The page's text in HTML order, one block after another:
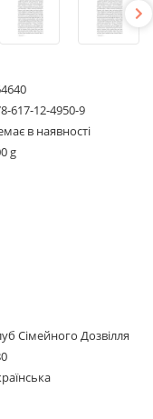
617-12-4950-9
в наявності
g
Сімейного Дозвілля